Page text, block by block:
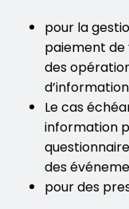
pour la
paiement de
des
Le cas
information
des
pour des